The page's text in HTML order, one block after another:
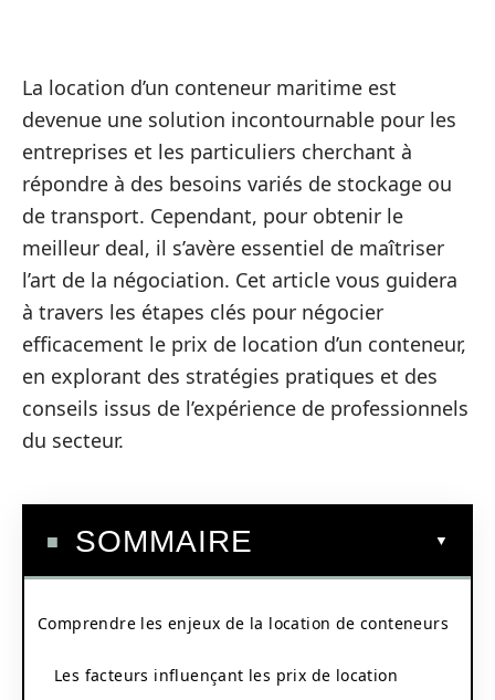
La location d’un conteneur maritime est
devenue une solution incontournable pour les
entreprises et les particuliers cherchant à
répondre à des besoins variés de stockage ou
de transport. Cependant, pour obtenir le
meilleur deal, il s’avère essentiel de maîtriser
l’art de la négociation. Cet article vous guidera
à travers les étapes clés pour négocier
efficacement le prix de location d’un conteneur,
en explorant des stratégies pratiques et des
conseils issus de l’expérience de professionnels
du secteur.
SOMMAIRE
Comprendre les enjeux de la location de conteneurs
Les facteurs influençant les prix de location